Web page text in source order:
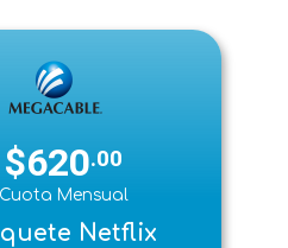
$620.00
Cuota Mensual
Netflix